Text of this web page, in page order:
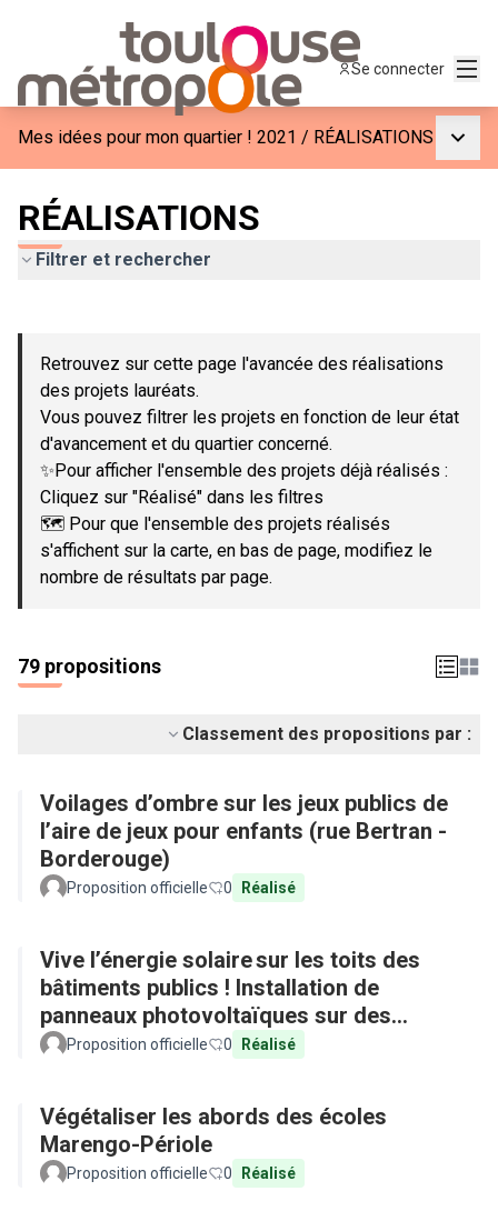
Se connecter
Mes idées pour mon quartier ! 2021 / RÉALISATIONS
RÉALISATIONS
Filtrer et rechercher
−
Retrouvez sur cette page l'avancée des réalisations
des projets lauréats.
Vous pouvez filtrer les projets en fonction de leur état
d'avancement et du quartier concerné.
✨Pour afficher l'ensemble des projets déjà réalisés :
Cliquez sur "Réalisé" dans les filtres
🗺️ Pour que l'ensemble des projets réalisés
s'affichent sur la carte, en bas de page, modifiez le
nombre de résultats par page.
79 propositions
Classement des propositions par :
Voilages d’ombre sur les jeux publics de
l’aire de jeux pour enfants (rue Bertran -
Borderouge)
Proposition officielle 0 Réalisé
Vive l’énergie solaire sur les toits des
bâtiments publics ! Installation de
panneaux photovoltaïques sur des
équipements publics
Proposition officielle 0 Réalisé
Végétaliser les abords des écoles
Marengo-Périole
Proposition officielle 0 Réalisé